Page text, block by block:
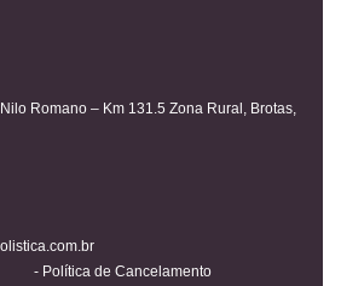
Romano – Km 131.5 Zona Rural, Brotas,
- Política de Cancelamento